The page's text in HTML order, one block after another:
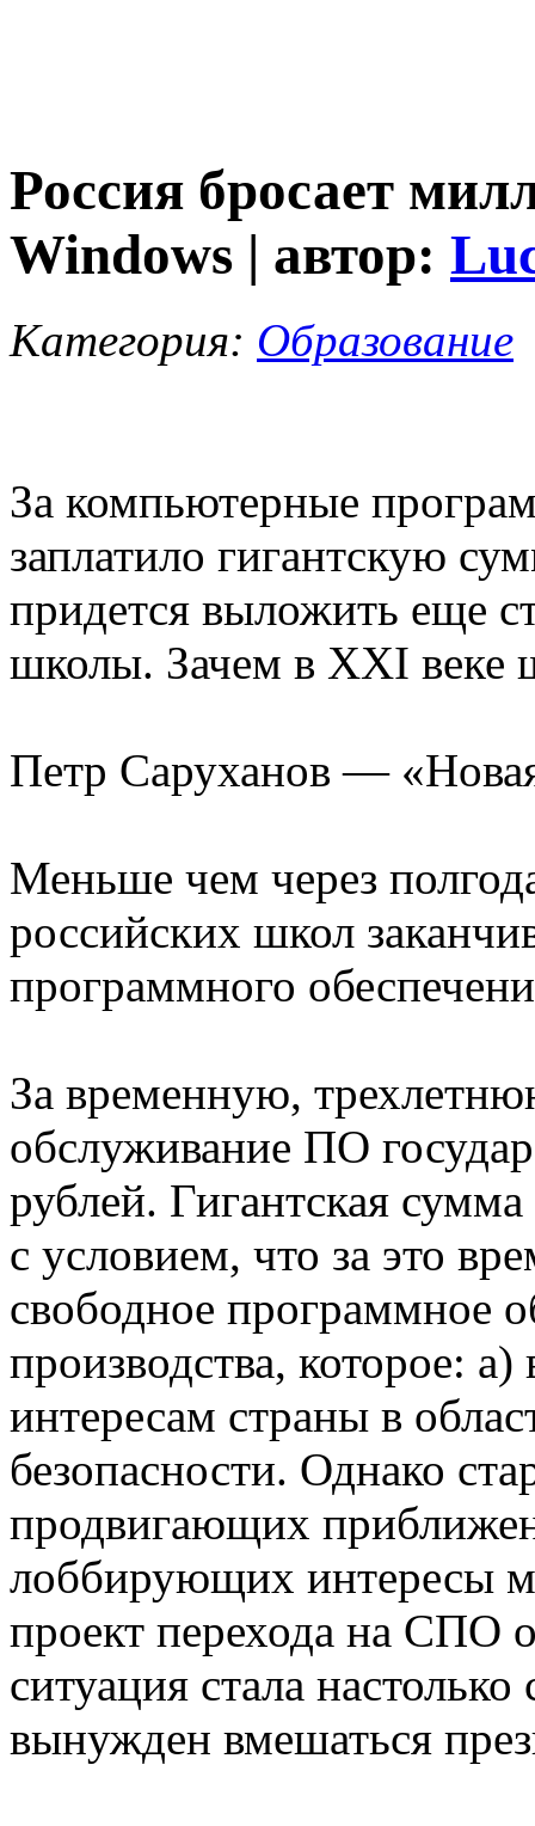
Россия бросает
Windows | автор:
Категория: Образование
За компьютерные
заплатило гигантскую
придется выложить еще
школы. Зачем в XXI веке
Петр Саруханов —
Меньше чем через
российских школ
программного
За временную,
обслуживание ПО
рублей. Гигантская
с условием, что за это
свободное программное
производства, которое:
интересам страны в
безопасности. Однако
продвигающих
лоббирующих интересы
проект перехода на СПО
ситуация стала
вынужден вмешаться